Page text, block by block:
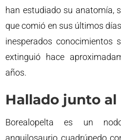
han estudiado su anatomía,
que comió en sus últimos
inesperados conocimientos
extinguió hace
años.
Hallado junto al
Borealopelta es un
anquilosaurio cuadrúpedo